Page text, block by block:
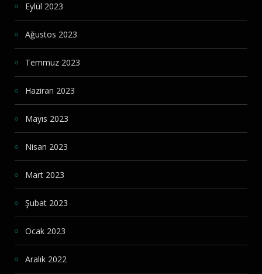
Eylül 2023
Ağustos 2023
Temmuz 2023
Haziran 2023
Mayıs 2023
Nisan 2023
Mart 2023
Şubat 2023
Ocak 2023
Aralık 2022